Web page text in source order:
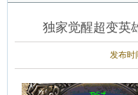
独家觉醒超变英
发布时